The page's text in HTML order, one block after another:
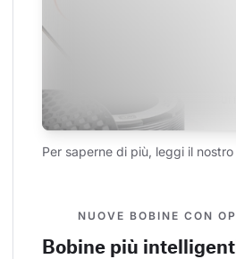
Per saperne di più, leggi il nostro
NUOVE BOBINE CON
Bobine più